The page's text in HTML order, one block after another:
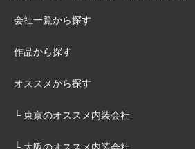
会社一覧から探す
作品から探す
オススメから探す
└ 東京のオススメ内装会社
└ 大阪のオススメ内装会社